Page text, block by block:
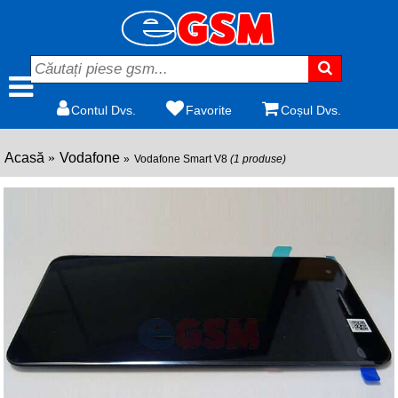
Contul Dvs. Favorite Coșul Dvs.
Acasă Vodafone Vodafone Smart V8 (1 produse)